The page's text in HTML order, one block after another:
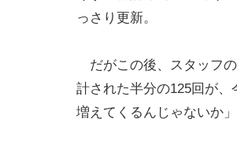
っさり更新。
だがこの後、スタッフ
計された半分の125回が
増えてくるんじゃないか